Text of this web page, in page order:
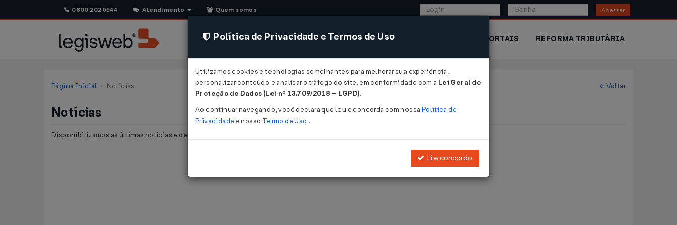
0800 202 5544 Atendimento Quem somos Acessar
CONSULTORIA SISTEMAS COMÉRCIO EXTERIOR PORTAIS REFORMA TRIBUTÁRIA
Página Inicial Notícias Voltar
Notícias
Disponibilizamos as últimas notícias e destaques publicadas pelo LegisWeb.
Política de Privacidade e Termos de Uso
Utilizamos cookies e tecnologias semelhantes para melhorar sua experiência,
personalizar conteúdo e analisar o tráfego do site, em conformidade com a Lei Geral de
Proteção de Dados (Lei nº 13.709/2018 – LGPD).
Ao continuar navegando, você declara que leu e concorda com nossa Política de
Privacidade e nosso Termo de Uso .
Li e concordo